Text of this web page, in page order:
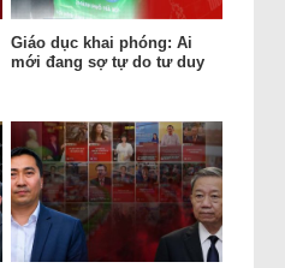
Giáo dục khai phóng: Ai
mới đang sợ tự do tư duy